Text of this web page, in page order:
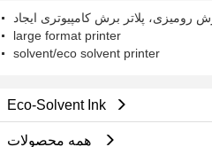
رومیزی، پلاتر برش کامپیوتری ایجاد
large format printer
solvent/eco solvent printer
Eco-Solvent Ink